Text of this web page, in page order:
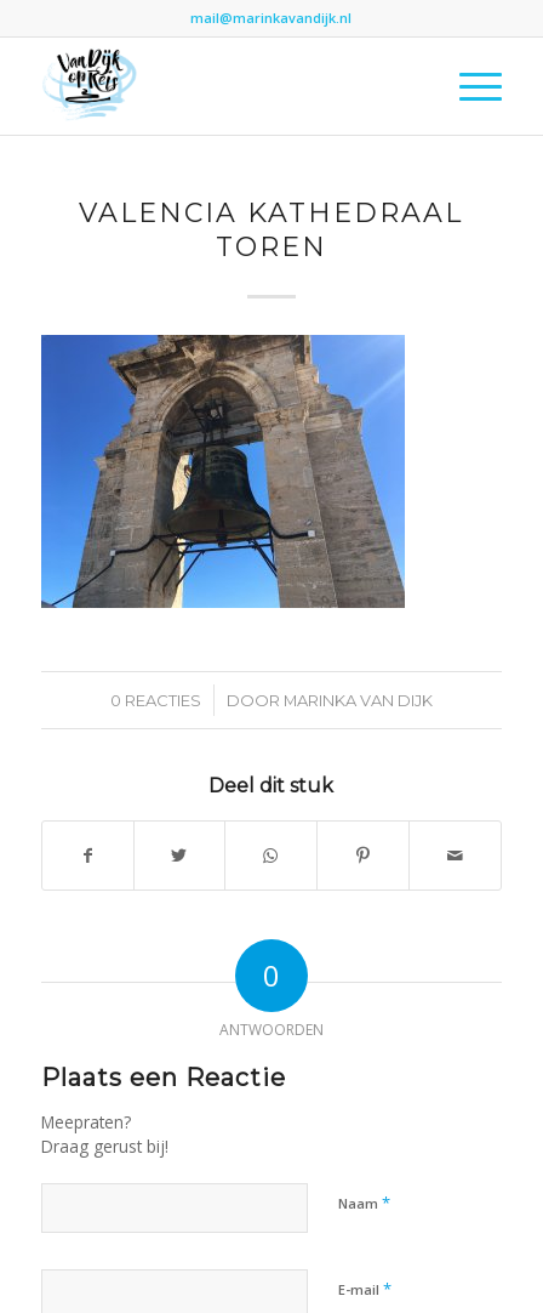
mail@marinkavandijk.nl
VALENCIA KATHEDRAAL
TOREN
0 REACTIES
/ DOOR MARINKA VAN DIJK
Deel dit stuk
0
ANTWOORDEN
Plaats een Reactie
Meepraten?
Draag gerust bij!
Naam *
E-mail *